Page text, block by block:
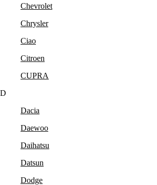
Chevrolet
Chrysler
Ciao
Citroen
CUPRA
D
Dacia
Daewoo
Daihatsu
Datsun
Dodge